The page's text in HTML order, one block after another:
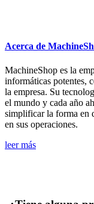
Acerca de
MachineShop es la
informáticas potentes,
la empresa. Su
el mundo y cada año
simplificar la forma en
en sus operaciones.
leer más